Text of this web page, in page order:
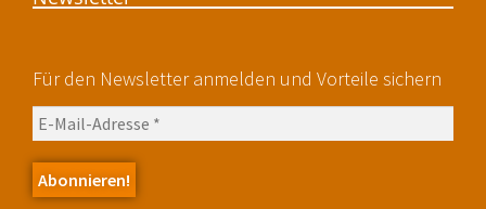
Für den Newsletter anmelden und Vorteile sichern